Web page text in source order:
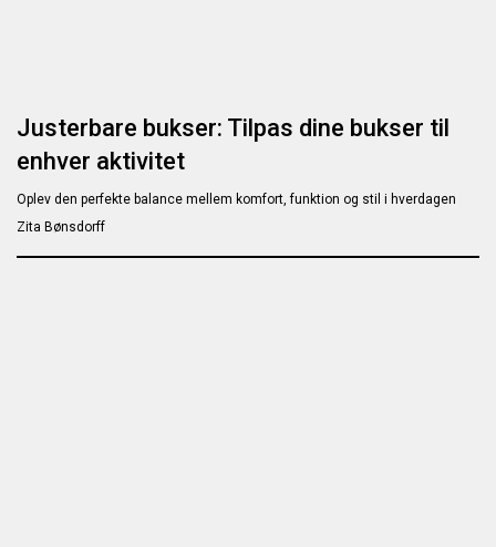
Justerbare bukser: Tilpas dine bukser til
enhver aktivitet
Oplev den perfekte balance mellem komfort, funktion og stil i hverdagen
Zita Bønsdorff